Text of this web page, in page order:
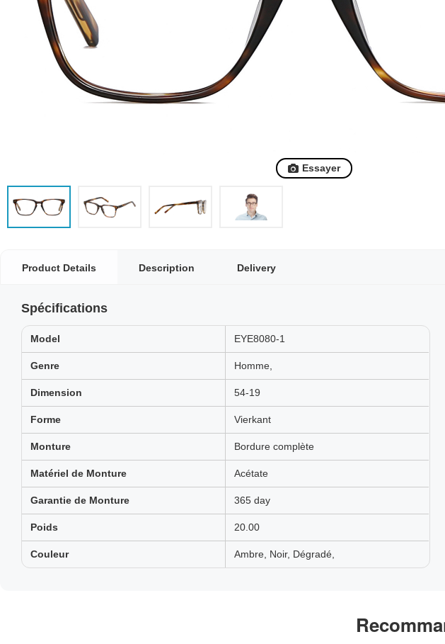
Essayer
Product Details Description Delivery
Spécifications
Model EYE8080-1
Genre Homme,
Dimension 54-19
Forme Vierkant
Monture Bordure complète
Matériel de Monture Acétate
Garantie de Monture 365 day
Poids 20.00
Couleur Ambre, Noir, Dégradé,